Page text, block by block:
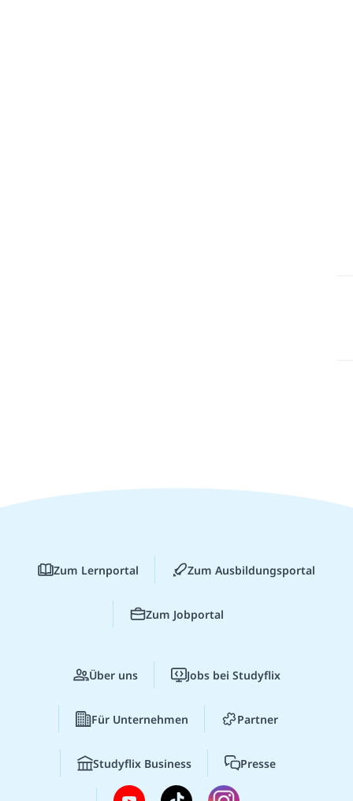
Zum Lernportal Zum Ausbildungsportal
Zum Jobportal
Über uns Jobs bei Studyflix
Für Unternehmen Partner
Studyflix Business Presse